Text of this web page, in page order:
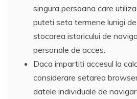
singura persoana care
puteti seta termene lunigi
stocarea istoricului de
personale de acces.
Daca impartiti accesul la
considerare setarea
datele individuale de